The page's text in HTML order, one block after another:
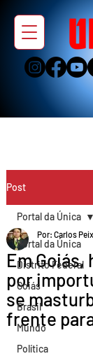
Post
Portal da Única
Distrito Federal
Goiás
Brasil
Mundo
Política
Portal da Única
Em Goiás,
por
se
frente
Por: Carlos